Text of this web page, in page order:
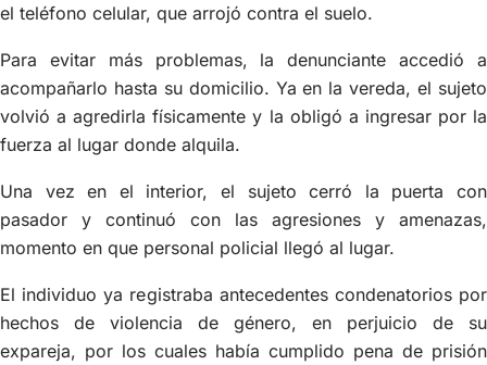
el teléfono celular, que arrojó contra el suelo.
Para evitar más problemas, la denunciante accedió a
acompañarlo hasta su domicilio. Ya en la vereda, el sujeto
volvió a agredirla físicamente y la obligó a ingresar por la
fuerza al lugar donde alquila.
Una vez en el interior, el sujeto cerró la puerta con
pasador y continuó con las agresiones y amenazas,
momento en que personal policial llegó al lugar.
El individuo ya registraba antecedentes condenatorios por
hechos de violencia de género, en perjuicio de su
expareja, por los cuales había cumplido pena de prisión